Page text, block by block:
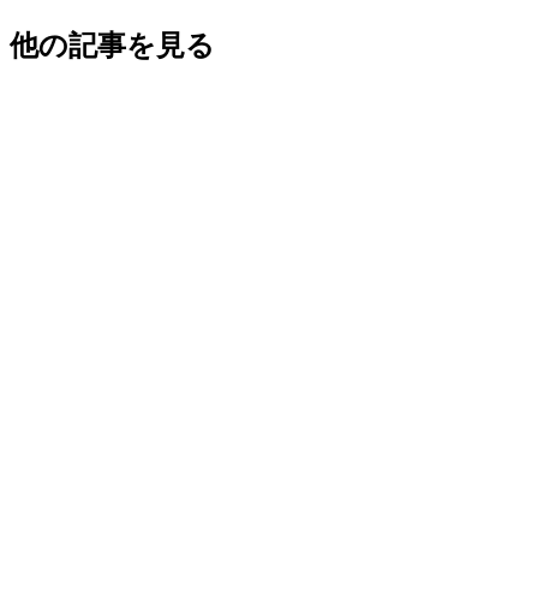
他の記事を見る